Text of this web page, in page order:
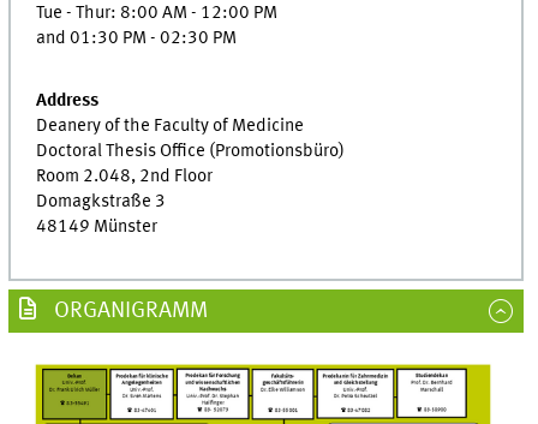
Tue - Thur: 8:00 AM - 12:00 PM
and 01:30 PM - 02:30 PM
Address
Deanery of the Faculty of Medicine
Doctoral Thesis Office (Promotionsbüro)
Room 2.048, 2nd Floor
Domagkstraße 3
48149 Münster
ORGANIGRAMM